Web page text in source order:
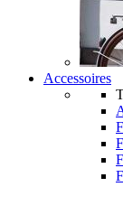
Accessoires